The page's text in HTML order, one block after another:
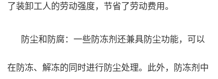
了装卸工人的劳动强度，节省了劳动费用。
防尘和防腐：一些防冻剂还兼具防尘功能，可以
在防冻、解冻的同时进行防尘处理。此外，防冻剂中